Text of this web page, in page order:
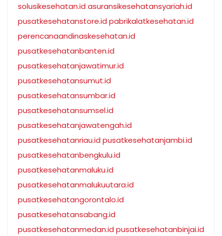
solusikesehatan.id asuransikesehatansyariah.id
pusatkesehatanstore.id pabrikalatkesehatan.id
perencanaandinaskesehatan.id
pusatkesehatanbanten.id
pusatkesehatanjawatimur.id
pusatkesehatansumut.id
pusatkesehatansumbar.id
pusatkesehatansumsel.id
pusatkesehatanjawatengah.id
pusatkesehatanriau.id pusatkesehatanjambi.id
pusatkesehatanbengkulu.id
pusatkesehatanmaluku.id
pusatkesehatanmalukuutara.id
pusatkesehatangorontalo.id
pusatkesehatansabang.id
pusatkesehatanmedan.id pusatkesehatanbinjai.id